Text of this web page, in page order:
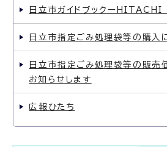
日立市ガイドブックー
日立市指定ごみ処理袋等の購入
日立市指定ごみ処理袋等の販売
お知らせします
広報ひたち